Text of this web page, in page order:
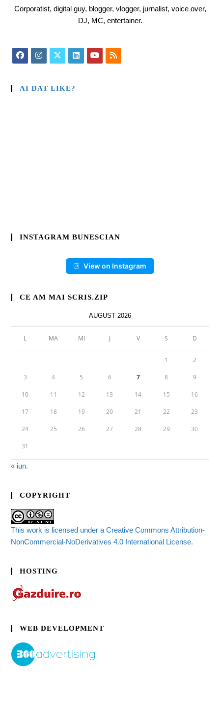
Corporatist, digital guy, blogger, vlogger, jurnalist, voice over,
DJ, MC, entertainer.
AI DAT LIKE?
INSTAGRAM BUNESCIAN
View on Instagram
CE AM MAI SCRIS.ZIP
AUGUST 2026
L MA MI J V S D
1 2
3 4 5 6 7 8 9
10 11 12 13 14 15 16
17 18 19 20 21 22 23
24 25 26 27 28 29 30
31
« iun.
COPYRIGHT
This work is licensed under a Creative Commons Attribution-
NonCommercial-NoDerivatives 4.0 International License.
HOSTING
WEB DEVELOPMENT